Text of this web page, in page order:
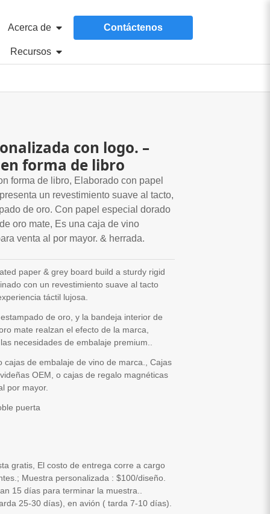
Acerca de
Recursos
Contáctenos
con logo. –
forma de libro
forma de libro, Elaborado con papel
un revestimiento suave al tacto,
de oro. Con papel especial dorado
oro mate, Es una caja de vino
venta al por mayor. & herrada.
paper & grey board build a sturdy rigid
con un revestimiento suave al tacto
táctil lujosa.
de oro, y la bandeja interior de
mate realzan el efecto de la marca,
necesidades de embalaje premium..
cajas de embalaje de vino de marca., Cajas
OEM, o cajas de regalo magnéticas
por mayor.
puerta
gratis, El costo de entrega corre a cargo
Muestra personalizada : $100/diseño.
15 días para terminar la muestra..
25-30 días), en avión ( tarda 7-10 días).